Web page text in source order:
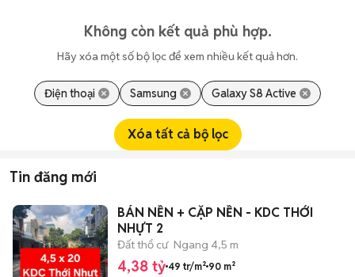
Không còn kết quả phù hợp.
Hãy xóa một số bộ lọc để xem nhiều kết quả hơn.
Điện thoại Samsung Galaxy S8 Active
Xóa tất cả bộ lọc
Tin đăng mới
BÁN NỀN + CẶP NỀN - KDC THỚI
NHỰT 2
Đất thổ cư Ngang 4,5 m
4,38 tỷ 49 tr/m² 90 m²